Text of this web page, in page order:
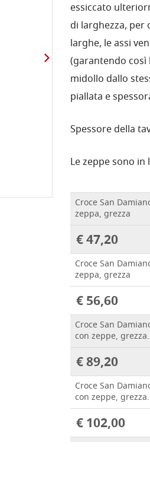
essiccato
di larghezza, per
larghe, le assi
(garantendo
midollo dallo
piallata e
Spessore della
Le zeppe sono
Croce San
zeppa, grezza
€ 47,20
Croce San
zeppa, grezza
€ 56,60
Croce San
con zeppe, grezza.
€ 89,20
Croce San
con zeppe, grezza.
€ 102,00